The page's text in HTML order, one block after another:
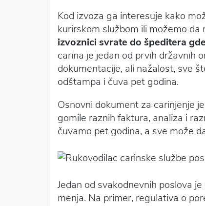
Kod izvoza ga interesuje kako
kurirskom službom ili možemo da
izvoznici svrate do špeditera
carina je jedan od prvih državnih
dokumentacije, ali nažalost, sve
odštampa i čuva pet godina.
Osnovni dokument za carinjenje
gomile raznih faktura, analiza i
čuvamo pet godina, a sve može
Jedan od svakodnevnih poslova
menja. Na primer, regulativa o